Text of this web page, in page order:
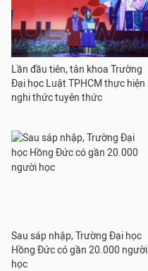
Lần đầu tiên, tân khoa Trường
Đại học Luật TPHCM thực hiện
nghi thức tuyên thức
Sau sáp nhập, Trường Đại học
Hồng Đức có gần 20.000 người
học